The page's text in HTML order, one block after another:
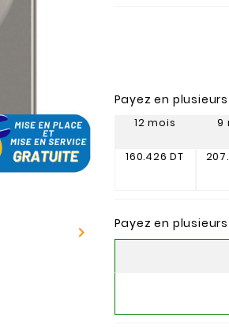

Payez en
12 mois
160.426 DT
9
Payez en